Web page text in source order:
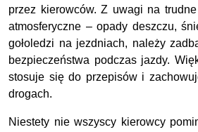
przez kierowców. Z uwagi na
atmosferyczne – opady deszczu,
gołoledzi na jezdniach, należy
bezpieczeństwa podczas jazdy.
stosuje się do przepisów i
drogach.
Niestety nie wszyscy kierowcy